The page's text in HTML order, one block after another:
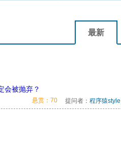
最新
会被抛弃？
提问者： 程序猿style
悬赏：70